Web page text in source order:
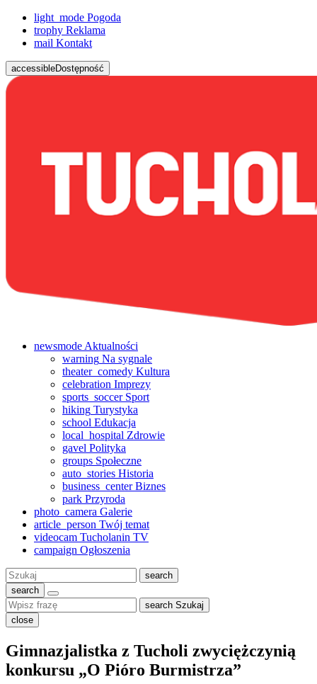
light_mode Pogoda
trophy Reklama
mail Kontakt
accessibleDostępność
newsmode Aktualności
warning Na sygnale
theater_comedy Kultura
celebration Imprezy
sports_soccerSport
hiking Turystyka
school Edukacja
local_hospital Zdrowie
gavel Polityka
groups Społeczne
auto_stories Historia
business_centerBiznes
park Przyroda
photo_camera Galerie
article_person Twój temat
videocam Tucholanin TV
campaign Ogłoszenia
Szukaj:
search
search
search Szukaj
close
Gimnazjalistka z Tucholi zwyciężczynią
konkursu „O Pióro Burmistrza”